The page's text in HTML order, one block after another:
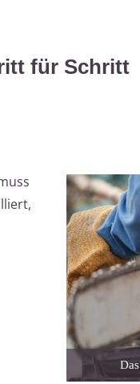
für Schritt